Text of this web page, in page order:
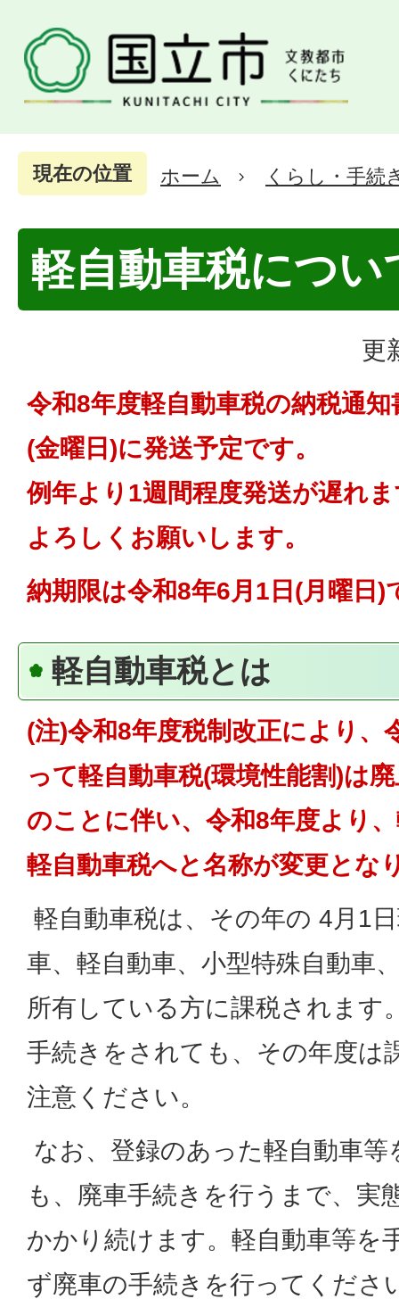
現在の位置 ホーム くらし・手続
軽自動車税につい
更
令和8年度軽自動車税の納税通
(金曜日)に発送予定です。
例年より1週間程度発送が遅れ
よろしくお願いします。
納期限は令和8年6月1日(月曜日)
軽自動車税とは
(注)令和8年度税制改正により、
って軽自動車税(環境性能割)は
のことに伴い、令和8年度より
軽自動車税へと名称が変更とな
軽自動車税は、その年の 4月1
車、軽自動車、小型特殊自動車
所有している方に課税されます
手続きをされても、その年度は
注意ください。
なお、登録のあった軽自動車
も、廃車手続きを行うまで、実
かかり続けます。軽自動車等を
ず廃車の手続きを行ってくださ